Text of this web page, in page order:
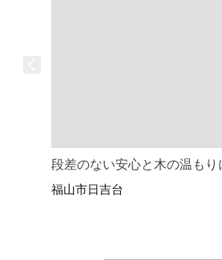
段差のない安心と木の温もり
福山市日吉台